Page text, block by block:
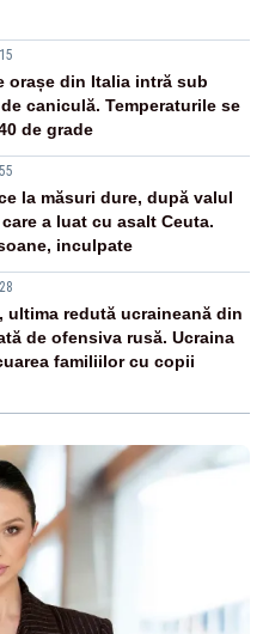
orașe din Italia intră sub
caniculă. Temperaturile se
de grade
la măsuri dure, după valul
a luat cu asalt Ceuta.
inculpate
ultima redută ucraineană din
de ofensiva rusă. Ucraina
familiilor cu copii